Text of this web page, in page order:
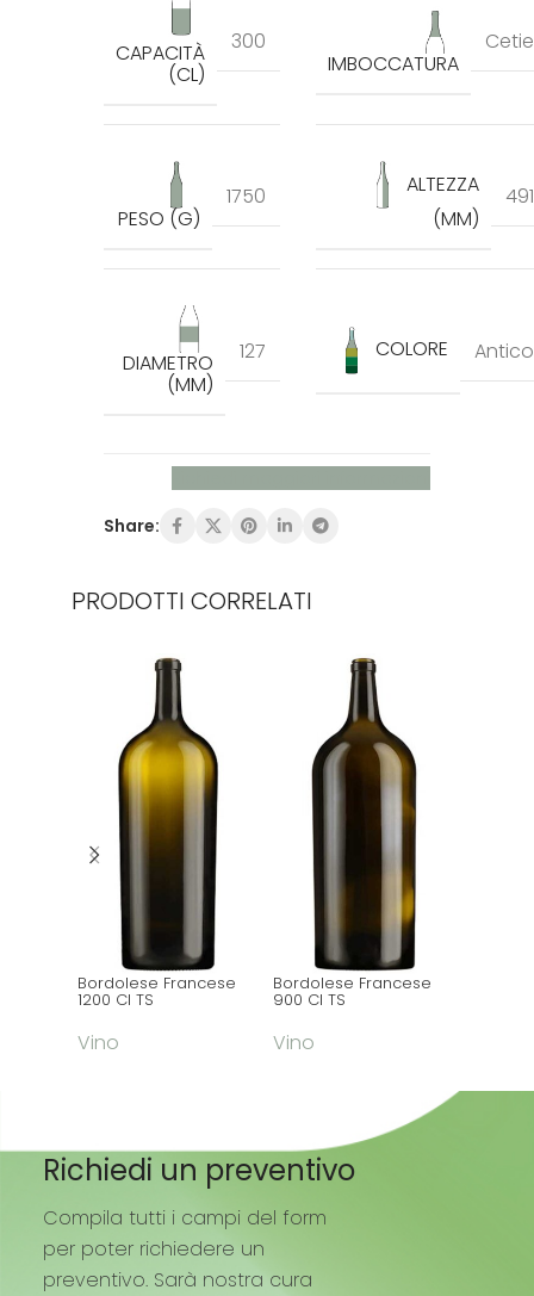
CAPACITÀ
(CL)
300
IMBOCCATURA
Cetie
PESO (G)
1750
ALTEZZA
(MM)
491
DIAMETRO
(MM)
127 COLORE Antico
Share:
PRODOTTI CORRELATI
Bordolese Francese
1200 Cl TS
Vino
Bordolese Francese
900 Cl TS
Vino
Richiedi un preventivo
Compila tutti i campi del form
per poter richiedere un
preventivo. Sarà nostra cura